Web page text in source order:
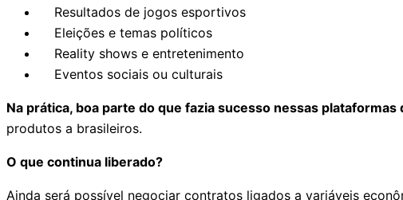
Resultados de jogos esportivos
Eleições e temas políticos
Reality shows e entretenimento
Eventos sociais ou culturais
Na prática, boa parte do que fazia sucesso nessas
produtos a brasileiros.
O que continua liberado?
Ainda será possível negociar contratos ligados a variáveis